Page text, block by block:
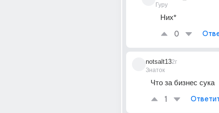
Гуру
Них*
0
notsalt13
Знаток
2г
Что за бизнес сука
1